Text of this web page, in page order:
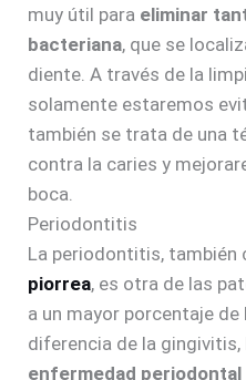
muy útil para eliminar
bacteriana, que se
diente. A través de la
solamente estaremos
también se trata de una
contra la caries y
boca.
Periodontitis
La periodontitis, también
piorrea, es otra de las
a un mayor porcentaje
diferencia de la gingivitis,
enfermedad